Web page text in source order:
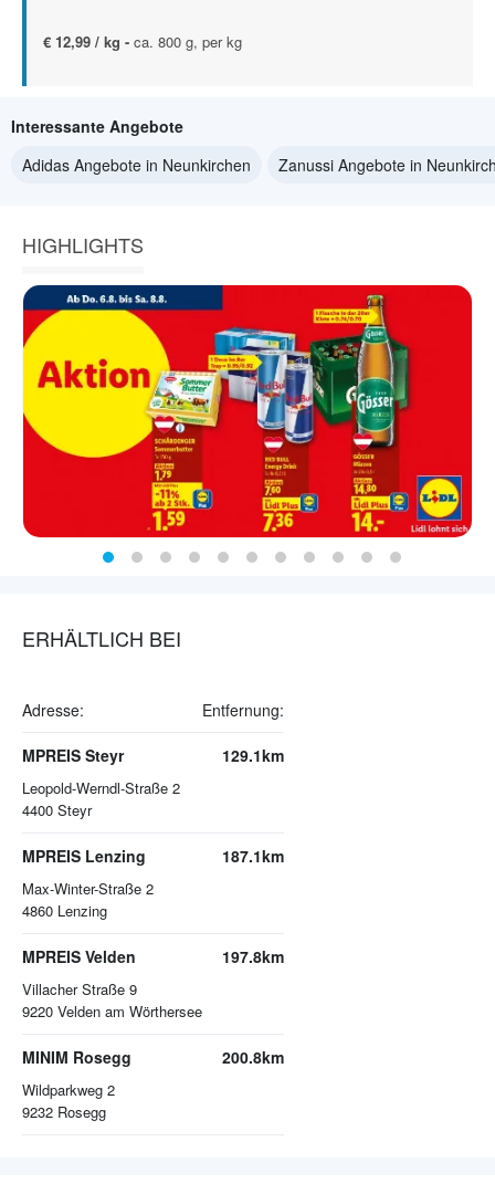
€ 12,99 / kg - ca. 800 g, per kg
Interessante Angebote
Adidas Angebote in Neunkirchen
Zanussi Angebote in
HIGHLIGHTS
ERHÄLTLICH BEI
Adresse: Entfernung:
MPREIS Steyr
Leopold-Werndl-Straße 2
4400 Steyr
129.1km
MPREIS Lenzing
Max-Winter-Straße 2
4860 Lenzing
187.1km
MPREIS Velden
Villacher Straße 9
9220 Velden am Wörthersee
197.8km
MINIM Rosegg
Wildparkweg 2
9232 Rosegg
200.8km